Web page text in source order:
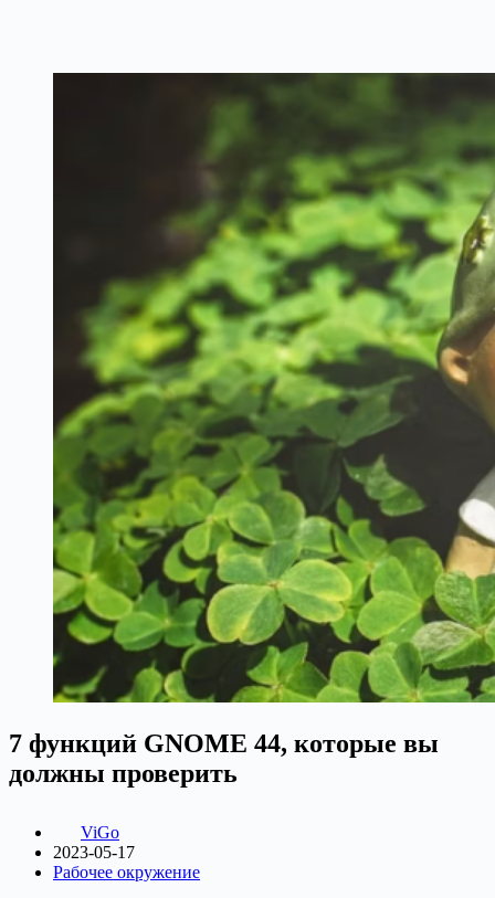
7 функций GNOME 44, которые вы
должны проверить
ViGo
2023-05-17
Рабочее окружение